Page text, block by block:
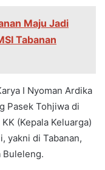
Maju Jadi
Tabanan
I Nyoman Ardika
Pasek Tohjiwa di
(Kepala Keluarga)
yakni di Tabanan,
Buleleng.